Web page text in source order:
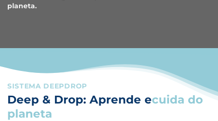
planeta.
SISTEMA DEEPDROP
Deep & Drop: Aprende ecuida do
planeta